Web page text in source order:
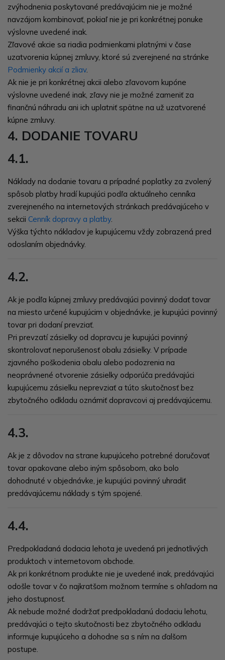
zvýhodnenia poskytované predávajúcim nie je možné
navzájom kombinovať, pokiaľ nie je pri konkrétnej ponuke
výslovne uvedené inak.
Zľavové akcie sa riadia podmienkami platnými v čase
uzatvorenia kúpnej zmluvy, ktoré sú zverejnené na stránke
Podmienky akcií a zliav.
Ak nie je pri konkrétnej akcii alebo zľavovom kupóne
výslovne uvedené inak, zľavy nie je možné zameniť za
finančnú náhradu ani ich uplatniť spätne na už uzatvorené
kúpne zmluvy.
4. DODANIE TOVARU
4.1.
Náklady na dodanie tovaru a prípadné poplatky za zvolený
spôsob platby hradí kupujúci podľa aktuálneho cenníka
zverejneného na internetových stránkach predávajúceho v
sekcii Cenník dopravy a platby.
Výška týchto nákladov je kupujúcemu vždy zobrazená pred
odoslaním objednávky.
4.2.
Ak je podľa kúpnej zmluvy predávajúci povinný dodať tovar
na miesto určené kupujúcim v objednávke, je kupujúci povinný
tovar pri dodaní prevziať.
Pri prevzatí zásielky od dopravcu je kupujúci povinný
skontrolovať neporušenosť obalu zásielky. V prípade
zjavného poškodenia obalu alebo podozrenia na
neoprávnené otvorenie zásielky odporúča predávajúci
kupujúcemu zásielku neprevziať a túto skutočnosť bez
zbytočného odkladu oznámiť dopravcovi aj predávajúcemu.
4.3.
Ak je z dôvodov na strane kupujúceho potrebné doručovať
tovar opakovane alebo iným spôsobom, ako bolo
dohodnuté v objednávke, je kupujúci povinný uhradiť
predávajúcemu náklady s tým spojené.
4.4.
Predpokladaná dodacia lehota je uvedená pri jednotlivých
produktoch v internetovom obchode.
Ak pri konkrétnom produkte nie je uvedené inak, predávajúci
odošle tovar v čo najkratšom možnom termíne s ohľadom na
jeho dostupnosť.
Ak nebude možné dodržať predpokladanú dodaciu lehotu,
predávajúci o tejto skutočnosti bez zbytočného odkladu
informuje kupujúceho a dohodne sa s ním na ďalšom
postupe.